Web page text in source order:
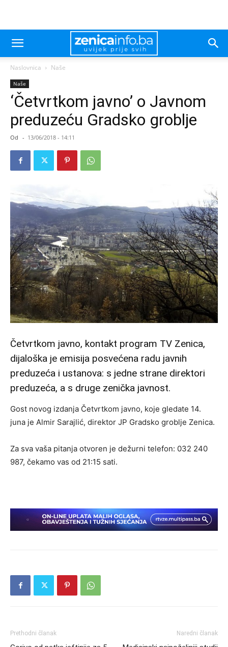
Naslovnica Naše
Naše
‘Četvrtkom javno’ o Javnom
preduzeću Gradsko groblje
Od - 13/06/2018 - 14:11
Četvrtkom javno, kontakt program TV Zenica,
dijaloška je emisija posvećena radu javnih
preduzeća i ustanova: s jedne strane direktori
preduzeća, a s druge zenička javnost.
Gost novog izdanja Četvrtkom javno, koje gledate 14.
juna je Almir Sarajlić, direktor JP Gradsko groblje Zenica.
Za sva vaša pitanja otvoren je dežurni telefon: 032 240
987, čekamo vas od 21:15 sati.
Prethodni članak Naredni članak